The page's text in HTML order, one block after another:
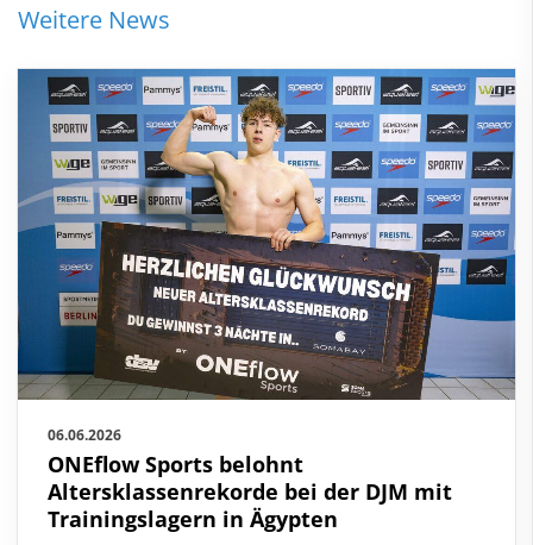
Weitere News
06.06.2026
ONEflow Sports belohnt
Altersklassenrekorde bei der DJM mit
Trainingslagern in Ägypten